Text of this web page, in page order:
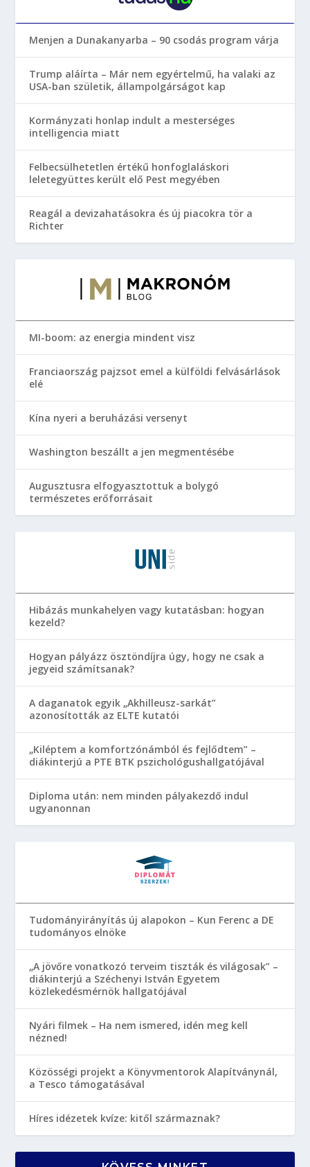
Menjen a Dunakanyarba – 90 csodás program várja
Trump aláírta – Már nem egyértelmű, ha valaki az
USA-ban születik, állampolgárságot kap
Kormányzati honlap indult a mesterséges
intelligencia miatt
Felbecsülhetetlen értékű honfoglaláskori
leletegyüttes került elő Pest megyében
Reagál a devizahatásokra és új piacokra tör a
Richter
MI-boom: az energia mindent visz
Franciaország pajzsot emel a külföldi felvásárlások
elé
Kína nyeri a beruházási versenyt
Washington beszállt a jen megmentésébe
Augusztusra elfogyasztottuk a bolygó
természetes erőforrásait
Hibázás munkahelyen vagy kutatásban: hogyan
kezeld?
Hogyan pályázz ösztöndíjra úgy, hogy ne csak a
jegyeid számítsanak?
A daganatok egyik „Akhilleusz-sarkát”
azonosították az ELTE kutatói
„Kiléptem a komfortzónámból és fejlődtem” –
diákinterjú a PTE BTK pszichológushallgatójával
Diploma után: nem minden pályakezdő indul
ugyanonnan
Tudományirányítás új alapokon – Kun Ferenc a DE
tudományos elnöke
„A jövőre vonatkozó terveim tiszták és világosak” –
diákinterjú a Széchenyi István Egyetem
közlekedésmérnök hallgatójával
Nyári filmek – Ha nem ismered, idén meg kell
nézned!
Közösségi projekt a Könyvmentorok Alapítványnál,
a Tesco támogatásával
Híres idézetek kvíze: kitől származnak?